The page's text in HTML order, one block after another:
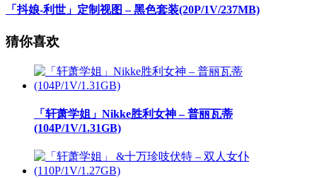
「抖娘-利世」定制视图 – 黑色套装(20P/1V/237MB)
猜你喜欢
「轩萧学姐」Nikke胜利女神 – 普丽瓦蒂
(104P/1V/1.31GB)